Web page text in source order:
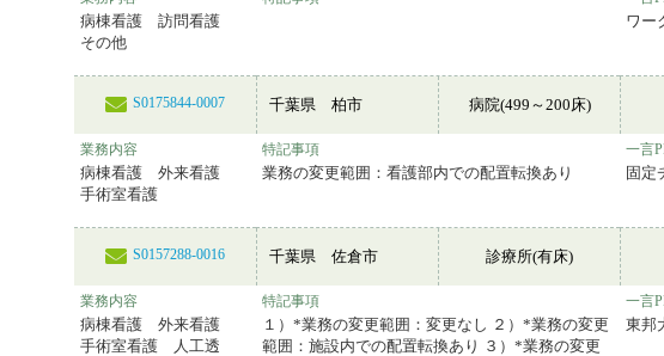
病棟看護 訪問看護
その他
ワー
S0175844-0007 千葉県 柏市 病院(499～200床)
業務内容
病棟看護 外来看護
手術室看護
特記事項
業務の変更範囲：看護部内での配置転換あり
一言
固定
S0157288-0016 千葉県 佐倉市 診療所(有床)
業務内容
病棟看護 外来看護
手術室看護 人工透
特記事項
１）*業務の変更範囲：変更なし ２）*業務の変更
範囲：施設内での配置転換あり ３）*業務の変更
一言
東邦